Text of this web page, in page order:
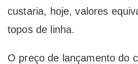
custaria, hoje, valores
topos de linha.
O preço de lançamento do